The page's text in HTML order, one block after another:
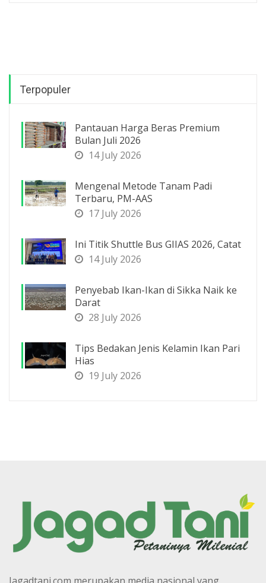
Terpopuler
Pantauan Harga Beras Premium
Bulan Juli 2026
14 July 2026
Mengenal Metode Tanam Padi
Terbaru, PM-AAS
17 July 2026
Ini Titik Shuttle Bus GIIAS 2026, Catat
14 July 2026
Penyebab Ikan-Ikan di Sikka Naik ke
Darat
28 July 2026
Tips Bedakan Jenis Kelamin Ikan Pari
Hias
19 July 2026